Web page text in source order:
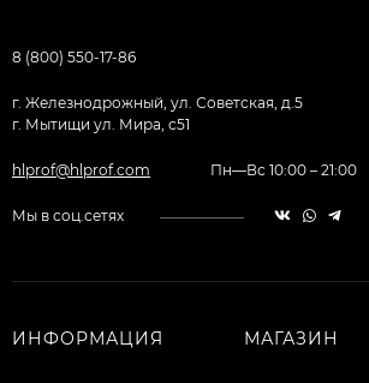
8 (800) 550-17-86
г. Железнодрожный, ул. Советская, д.5
г. Мытищи ул. Мира, с51
hlprof@hlprof.com Пн—Вс 10:00 – 21:00
Мы в соц.сетях
ИНФОРМАЦИЯ МАГАЗИН